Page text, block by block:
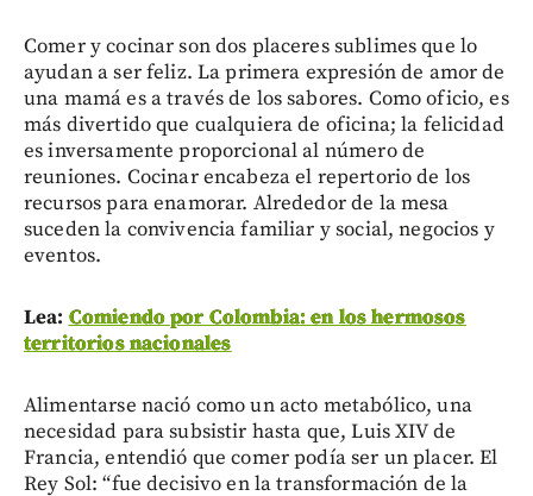
Comer y cocinar son dos placeres sublimes que lo
ayudan a ser feliz. La primera expresión de amor de
una mamá es a través de los sabores. Como oficio, es
más divertido que cualquiera de oficina; la felicidad
es inversamente proporcional al número de
reuniones. Cocinar encabeza el repertorio de los
recursos para enamorar. Alrededor de la mesa
suceden la convivencia familiar y social, negocios y
eventos.
Lea: Comiendo por Colombia: en los hermosos
territorios nacionales
Alimentarse nació como un acto metabólico, una
necesidad para subsistir hasta que, Luis XIV de
Francia, entendió que comer podía ser un placer. El
Rey Sol: “fue decisivo en la transformación de la